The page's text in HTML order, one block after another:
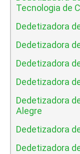
Tecnologia de
Dedetizadora
Dedetizadora
Dedetizadora
Dedetizadora
Dedetizadora
Alegre
Dedetizadora
Dedetizadora